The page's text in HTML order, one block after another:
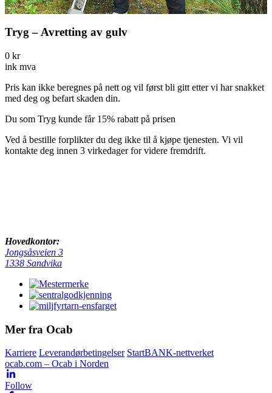
Tryg – Avretting av gulv
0 kr
ink mva
Pris kan ikke beregnes på nett og vil først bli gitt etter vi har snakket
med deg og befart skaden din.
Du som Tryg kunde får 15% rabatt på prisen
Ved å bestille forplikter du deg ikke til å kjøpe tjenesten. Vi vil
kontakte deg innen 3 virkedager for videre fremdrift.
Hovedkontor:
Jongsåsveien 3
1338 Sandvika
Mer fra Ocab
Karriere Leverandørbetingelser StartBANK-nettverket
ocab.com – Ocab i Norden
Follow